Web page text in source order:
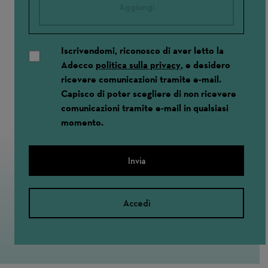
Iscrivendomi, riconosco di aver letto la
Adecco politica sulla privacy, e desidero
ricevere comunicazioni tramite e-mail.
Capisco di poter scegliere di non ricevere
comunicazioni tramite e-mail in qualsiasi
momento.
Invia
Accedi